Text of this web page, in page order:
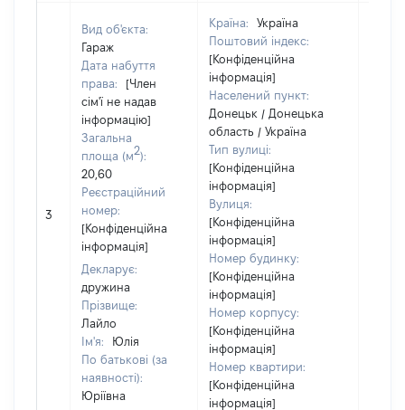
3
Вид об'єкта:
Гараж
Дата набуття
права:
[Член
сім'ї не надав
інформацію]
Загальна
площа (м2):
20,60
Реєстраційний
номер:
[Конфіденційна
інформація]
Декларує:
дружина
Прізвище:
Лайло
Ім'я:
Юлія
По батькові (за
наявності):
Юріївна
Країна:
Україна
Поштовий індекс:
[Конфіденційна
інформація]
Населений пункт:
Донецьк / Донецька
область / Україна
Тип вулиці:
[Конфіденційна
інформація]
Вулиця:
[Конфіденційна
інформація]
Номер будинку:
[Конфіденційна
інформація]
Номер корпусу:
[Конфіденційна
інформація]
Номер квартири:
[Конфіденційна
інформація]